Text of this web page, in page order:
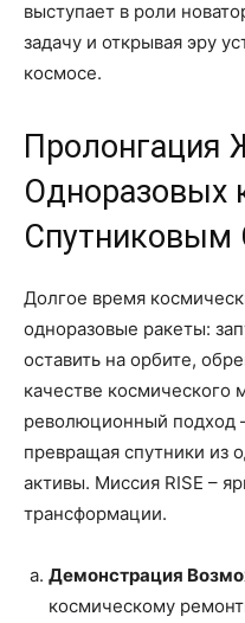
выступает в роли
задачу и открывая эру
космосе.
Пролонгация
Одноразовых
Спутниковым
Долгое время
одноразовые ракеты:
оставить на орбите,
качестве космического
революционный подход
превращая спутники из
активы. Миссия RISE –
трансформации.
Демонстрация
космическому